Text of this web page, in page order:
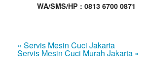
WA/SMS/HP : 0813 6700 0871
« Servis Mesin Cuci Jakarta
Servis Mesin Cuci Murah Jakarta »